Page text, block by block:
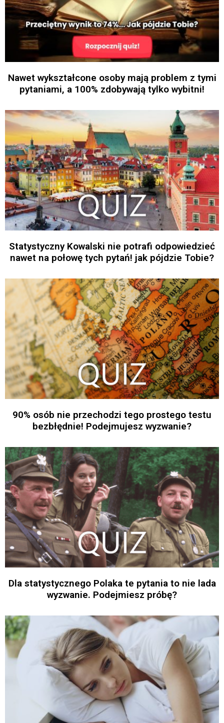
Nawet wykształcone osoby mają problem z tymi
pytaniami, a 100% zdobywają tylko wybitni!
Statystyczny Kowalski nie potrafi odpowiedzieć
nawet na połowę tych pytań! jak pójdzie Tobie?
90% osób nie przechodzi tego prostego testu
bezbłędnie! Podejmujesz wyzwanie?
Dla statystycznego Polaka te pytania to nie lada
wyzwanie. Podejmiesz próbę?